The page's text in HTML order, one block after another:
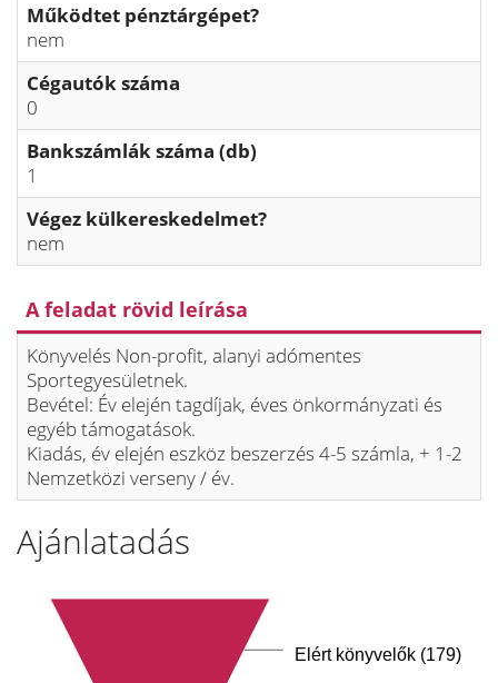
Működtet pénztárgépet?
nem
Cégautók száma
0
Bankszámlák száma (db)
1
Végez külkereskedelmet?
nem
A feladat rövid leírása
Könyvelés Non-profit, alanyi adómentes
Sportegyesületnek.
Bevétel: Év elején tagdíjak, éves önkormányzati és
egyéb támogatások.
Kiadás, év elején eszköz beszerzés 4-5 számla, + 1-2
Nemzetközi verseny / év.
Ajánlatadás
Elért könyvelők (179)